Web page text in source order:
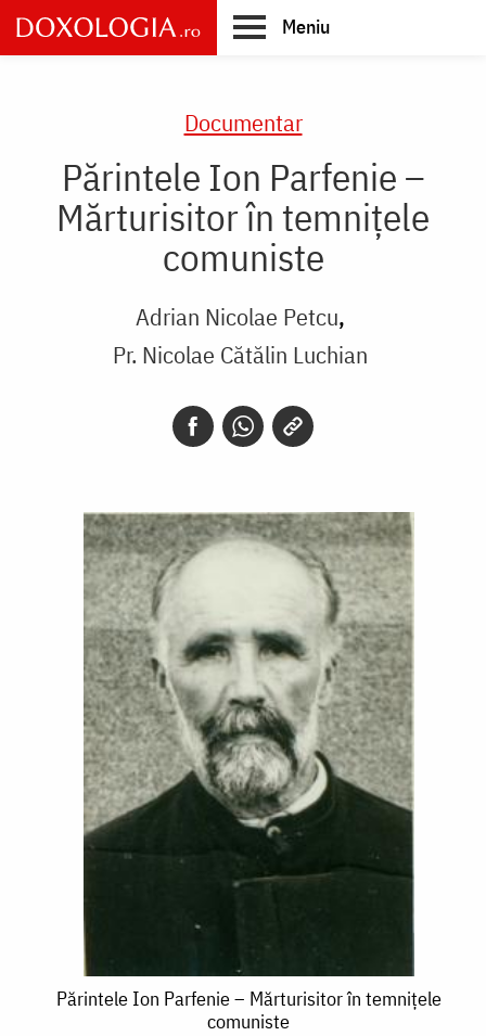
Skip
to
main
Meniu
Documentar
Părintele Ion Parfenie –
Mărturisitor în temnițele
comuniste
Adrian Nicolae Petcu
Pr. Nicolae Cătălin Luchian
Părintele
Părintele Ion Parfenie – Mărturisitor în temnițele
comuniste